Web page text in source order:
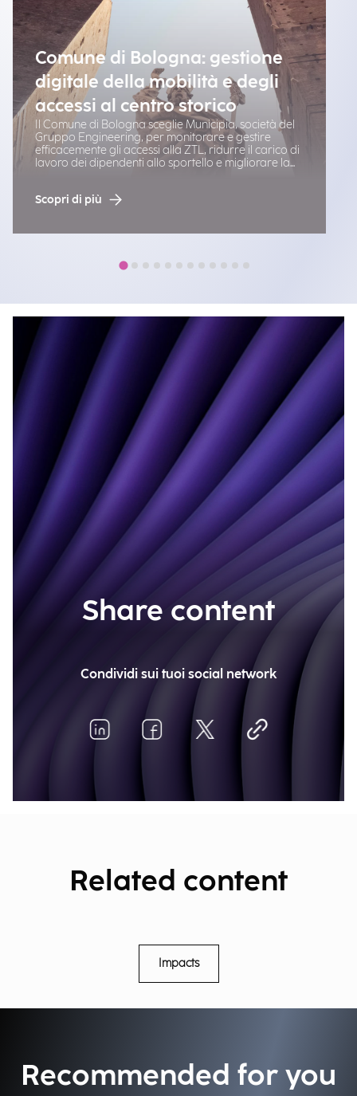
Comune di Bologna: gestione
digitale della mobilità e degli
accessi al centro storico
Il Comune di Bologna sceglie Municipia, società del
Gruppo Engineering, per monitorare e gestire
efficacemente gli accessi alla ZTL, ridurre il carico di
lavoro dei dipendenti allo sportello e migliorare la
Scopri di più
Share content
Condividi sui tuoi social network
Related content
Impacts
Recommended for you